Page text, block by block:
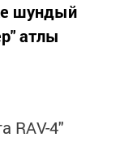
шундый
атлы
RAV-4"